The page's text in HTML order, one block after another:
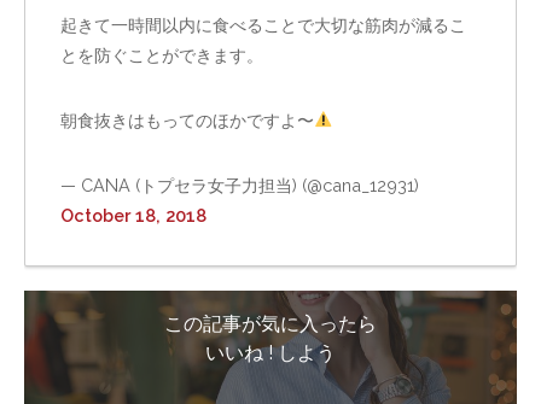
起きて一時間以内に食べることで大切な筋肉が減るこ
とを防ぐことができます。
朝食抜きはもってのほかですよ〜
— CANA (トプセラ女子力担当) (@cana_12931)
October 18, 2018
この記事が気に入ったら
いいね ! しよう